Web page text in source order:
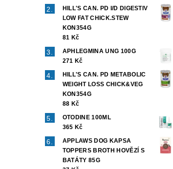
HILL'S CAN. PD I/D DIGESTIV
LOW FAT CHICK.STEW
KON354G
81 Kč
APHLEGMINA UNG 100G
271 Kč
HILL'S CAN. PD METABOLIC
WEIGHT LOSS CHICK&VEG
KON354G
88 Kč
OTODINE 100ML
365 Kč
APPLAWS DOG KAPSA
TOPPERS BROTH HOVĚZÍ S
BATÁTY 85G